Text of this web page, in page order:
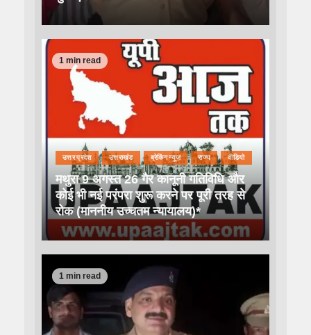
1 min read
उत्तर प्रदेश उत्तराखंड ब्रेकिंग न्यूज़ राज्य वीडियो
मथुरा 9 अगस्त 26 गैर कानूनी गतिविधि और
कोई भी नई परंपरा शुरू करने पर पूरी तरह से
रोक (माननीय उच्चतम न्यायालय)*
1 min read